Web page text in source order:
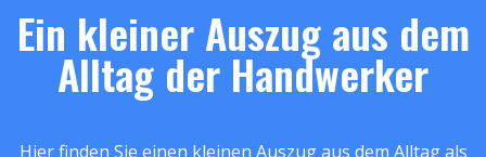
Ein kleiner Auszug aus dem
Alltag der Handwerker
Hier finden Sie einen kleinen Auszug aus dem Alltag als